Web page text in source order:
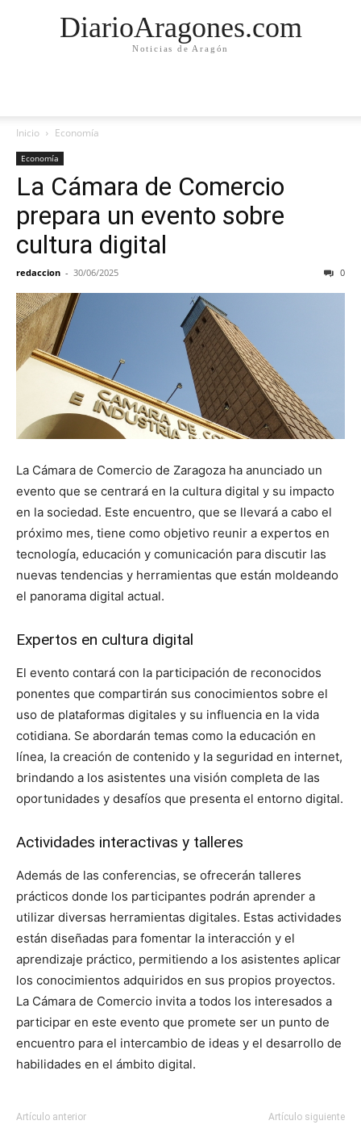
DiarioAragones.com
Noticias de Aragón
Inicio Economía
Economía
La Cámara de Comercio
prepara un evento sobre
cultura digital
redaccion - 30/06/2025 0
La Cámara de Comercio de Zaragoza ha anunciado un
evento que se centrará en la cultura digital y su impacto
en la sociedad. Este encuentro, que se llevará a cabo el
próximo mes, tiene como objetivo reunir a expertos en
tecnología, educación y comunicación para discutir las
nuevas tendencias y herramientas que están moldeando
el panorama digital actual.
Expertos en cultura digital
El evento contará con la participación de reconocidos
ponentes que compartirán sus conocimientos sobre el
uso de plataformas digitales y su influencia en la vida
cotidiana. Se abordarán temas como la educación en
línea, la creación de contenido y la seguridad en internet,
brindando a los asistentes una visión completa de las
oportunidades y desafíos que presenta el entorno digital.
Actividades interactivas y talleres
Además de las conferencias, se ofrecerán talleres
prácticos donde los participantes podrán aprender a
utilizar diversas herramientas digitales. Estas actividades
están diseñadas para fomentar la interacción y el
aprendizaje práctico, permitiendo a los asistentes aplicar
los conocimientos adquiridos en sus propios proyectos.
La Cámara de Comercio invita a todos los interesados a
participar en este evento que promete ser un punto de
encuentro para el intercambio de ideas y el desarrollo de
habilidades en el ámbito digital.
Artículo anterior Artículo siguiente